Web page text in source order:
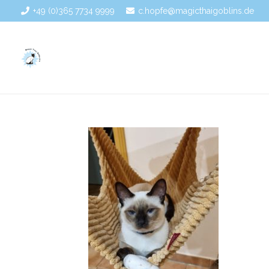
+49 (0)365 7734 9999 c.hopfe@magicthaigoblins.de